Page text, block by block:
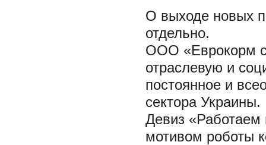
О выходе новых
отдельно.
ООО «Еврокорм
отраслевую и
постоянное и
сектора Украины.
Девиз «Работаем
мотивом роботы